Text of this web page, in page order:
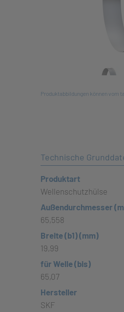
Produktabbildungen können vom
Technische
Produktart
Wellenschutzhülse
Außendurchmesser
65,558
Breite (b1) (mm)
19,99
für Welle (bis)
65,07
Hersteller
SKF